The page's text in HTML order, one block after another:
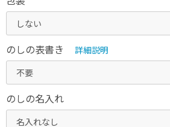
のしの表書き 詳細説明
のしの名入れ